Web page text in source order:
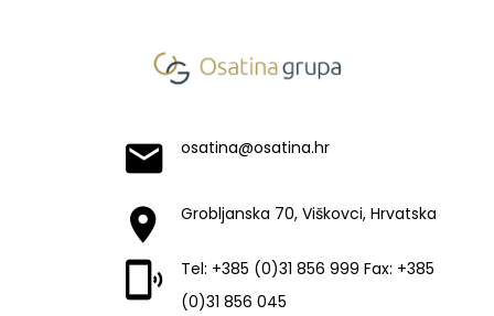
osatina@osatina.hr
Grobljanska 70, Viškovci, Hrvatska
Tel: +385 (0)31 856 999 Fax: +385
(0)31 856 045